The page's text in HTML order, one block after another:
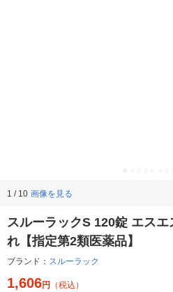
1 / 10 画像を見る
スルーラックS 120錠 エス
れ【指定第2類医薬品】
ブランド： スルーラック
1,606円 （税込）